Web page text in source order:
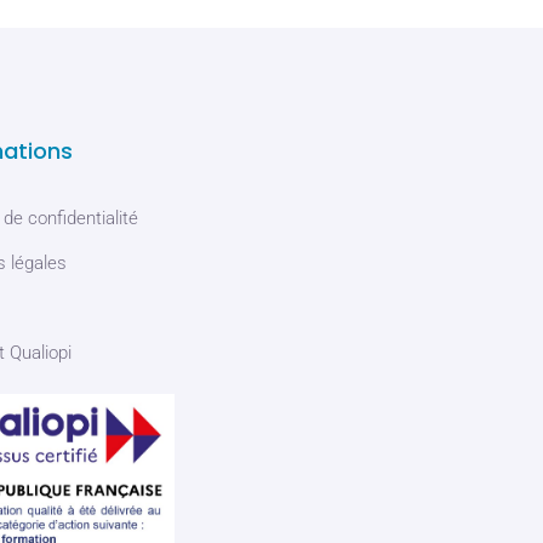
de confidentialité
légales
Qualiopi